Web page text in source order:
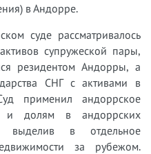
в Андорре.
суде рассматривалось
супружеской пары,
резидентом Андорры, а
СНГ с активами в
применил андоррское
и долям в андоррских
выделив в отдельное
за рубежом.